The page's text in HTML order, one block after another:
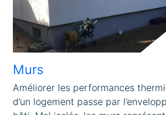
Murs
Améliorer les performances
d’un logement passe par